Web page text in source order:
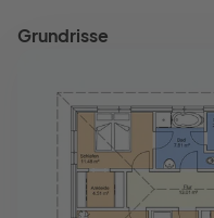
Grundrisse